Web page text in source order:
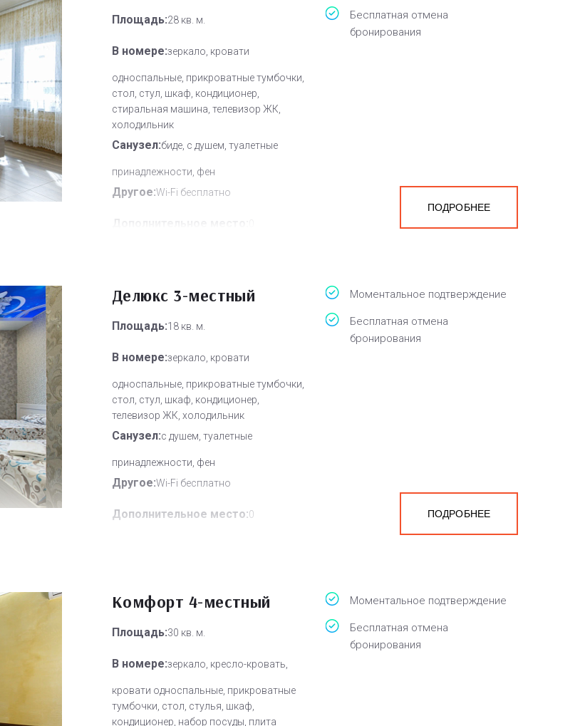
Площадь:28 кв. м.
В номере:зеркало, кровати
односпальные, прикроватные тумбочки,
стол, стул, шкаф, кондиционер,
стиральная машина, телевизор ЖК,
холодильник
Санузел:биде, с душем, туалетные
принадлежности, фен
Другое:Wi-Fi бесплатно
Бесплатная отмена
бронирования
ПОДРОБНЕЕ
Делюкс 3-местный
Площадь:18 кв. м.
В номере:зеркало, кровати
односпальные, прикроватные тумбочки,
стол, стул, шкаф, кондиционер,
телевизор ЖК, холодильник
Санузел:с душем, туалетные
принадлежности, фен
Другое:Wi-Fi бесплатно
Дополнительное место:0
Моментальное подтверждение
Бесплатная отмена
бронирования
ПОДРОБНЕЕ
Комфорт 4-местный
Площадь:30 кв. м.
В номере:зеркало, кресло-кровать,
кровати односпальные, прикроватные
тумбочки, стол, стулья, шкаф,
кондиционер, набор посуды, плита
Моментальное подтверждение
Бесплатная отмена
бронирования